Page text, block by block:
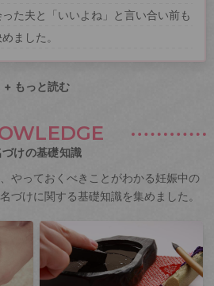
た夫と「いいよね」と言い合い前も
ました。
+ もっと読む
づけの基礎知識
やっておくべきことがわかる妊娠中の
づけに関する基礎知識を集めました。